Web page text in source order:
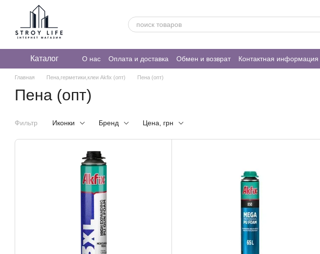
Перейти к основному контенту
Каталог О нас Оплата и доставка Обмен и возврат Контактная информация
Главная Пена,герметики,клеи Akfix (опт) Пена (опт)
Пена (опт)
Фильтр Иконки Бренд Цена, грн